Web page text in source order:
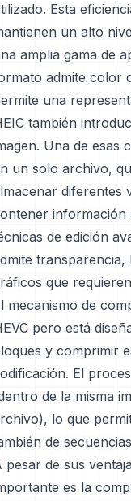
Esta
un alto
amplia gama de
admite color
una
también
Una de esas
un solo archivo,
diferentes
información
de edición
que
mecanismo de
pero está
y comprimir
El
de la misma
lo que
de
pesar de sus
es la